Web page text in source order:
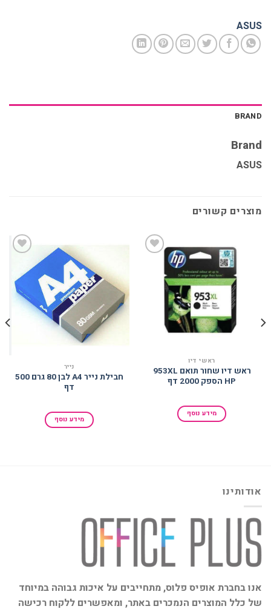
ASUS
BRAND
Brand
ASUS
מוצרים קשורים
למועדפים
ראשי דיו
ראש דיו שחור תואם 953XL
HP הספק 2000 דף
מידע נוסף
הוסף
למועדפים
נייר
חבילת נייר A4 לבן 80 גרם 500
דף
מידע נוסף
אודותינו
אנו בחברת אופיס פלוס, מתחייבים על איכות גבוהה במיוחד
של כלל המוצרים הנמכרים באתר, ומאפשרים ללקוח רכישה